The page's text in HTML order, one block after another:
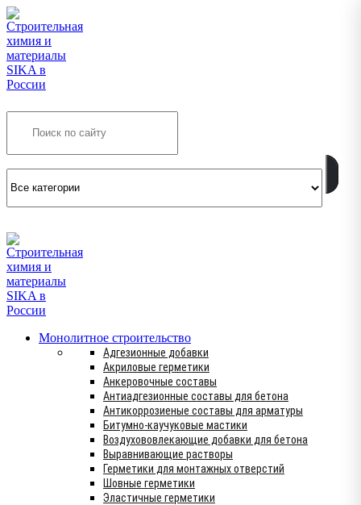
Монолитное строительство
Адгезионные добавки
Акриловые герметики
Анкеровочные составы
Антиадгезионные составы для бетона
Антикоррозиеные составы для арматуры
Битумно-каучуковые мастики
Воздухововлекающие добавки для бетона
Выравнивающие растворы
Герметики для монтажных отверстий
Шовные герметики
Эластичные герметики